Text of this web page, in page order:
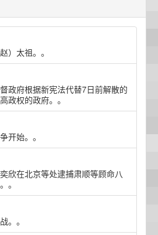
）太祖。。
政府根据新宪法代替7日前解散的
政权的政府。。
开始。。
欣在北京等处逮捕肃顺等顾命八
。
。。